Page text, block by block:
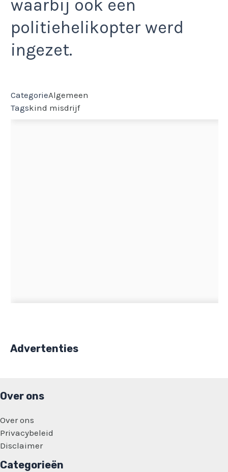
waarbij ook een
politiehelikopter werd
ingezet.
CategorieAlgemeen
Tagskind misdrijf
Advertenties
Over ons
Over ons
Privacybeleid
Disclaimer
Categorieën